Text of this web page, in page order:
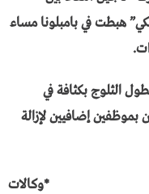
هبطت في بامبلونا مساء
الثلوج بكثافة في
بموظفين إضافيين لإزالة
*وكالات